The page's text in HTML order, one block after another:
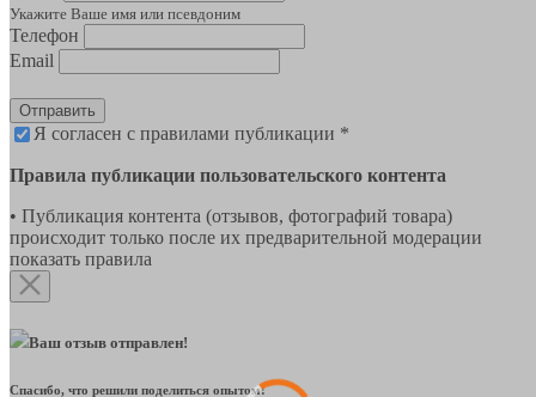
Укажите Ваше имя или псевдоним
Телефон
Email
Отправить
Я согласен с правилами публикации *
Правила публикации пользовательского контента
• Публикация контента (отзывов, фотографий товара)
происходит только после их предварительной модерации
показать правила
Ваш отзыв отправлен!
Спасибо, что решили поделиться опытом!